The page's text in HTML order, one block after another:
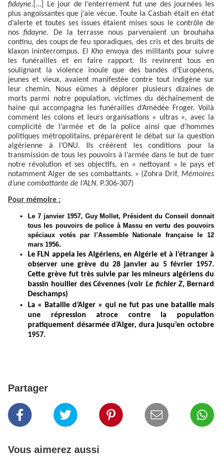
fidayne.[…] Le jour de l’enterrement fut une des journées les
plus angoissantes que j’aie vécue. Toute la Casbah était en état
d’alerte et toutes ses issues étaient mises sous le contrôle de
nosfidayne. De la terrasse nous parvenaient un brouhaha
continu, des coups de feu sporadiques, des cris et des bruits de
klaxon ininterrompus. El Kho envoya des militants pour suivre
les funérailles et en faire rapport. Ils revinrent tous en
soulignant la violence inouïe que des bandes d’Européens,
jeunes et vieux, avaient manifestée contre tout indigène sur
leur chemin. Nous eûmes à déplorer plusieurs dizaines de
morts parmi notre population, victimes du déchaînement de
haine qui accompagna les funérailles d’Amédée Froger. Voilà
comment les colons et leurs organisations « ultras », avec la
complicité de l’armée et de la police ainsi que d’hommes
politiques métropolitains, préparèrent le débat sur la question
algérienne à l’ONU. Ils créèrent les conditions pour la
transmission de tous les pouvoirs à l’armée dans le but de tuer
notre révolution et ses objectifs, en « nettoyant » le pays et
notamment Alger de ses combattants. » (Zohra Drif, Mémoires
d’une combattante de l’ALN. P.306-307)
Pour mémoire :
Le 7 janvier 1957, Guy Mollet, Président du Conseil donnait
tous les pouvoirs de police à Massu en vertu des pouvoirs
spéciaux votés par l’Assemble Nationale française le 12
mars 1956.
Le FLN appela les Algériens, en Algérie et à l’étranger à
observer une grève du 28 janvier au 5 février 1957.
Cette grève fut très suivie par les mineurs algériens du
bassin houiller des Cévennes (voir Le fichier Z, Bernard
Deschamps)
La « Bataille d’Alger » qui ne fut pas une bataille mais
une répression atroce contre la population
pratiquement désarmée d’Alger, dura jusqu’en octobre
1957.
Partager
Vous aimerez aussi